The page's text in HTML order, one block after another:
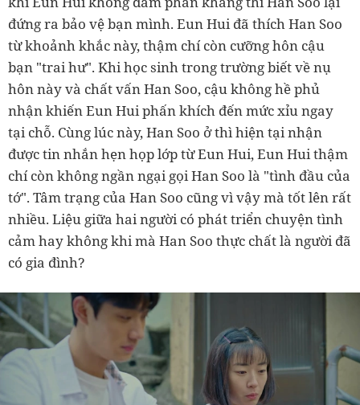
đứng ra bảo vệ bạn mình. Eun Hui đã thích Han Soo
từ khoảnh khắc này, thậm chí còn cưỡng hôn cậu
bạn "trai hư". Khi học sinh trong trường biết về nụ
hôn này và chất vấn Han Soo, cậu không hề phủ
nhận khiến Eun Hui phấn khích đến mức xỉu ngay
tại chỗ. Cùng lúc này, Han Soo ở thì hiện tại nhận
được tin nhắn hẹn họp lớp từ Eun Hui, Eun Hui thậm
chí còn không ngần ngại gọi Han Soo là "tình đầu của
tớ". Tâm trạng của Han Soo cũng vì vậy mà tốt lên rất
nhiều. Liệu giữa hai người có phát triển chuyện tình
cảm hay không khi mà Han Soo thực chất là người đã
có gia đình?